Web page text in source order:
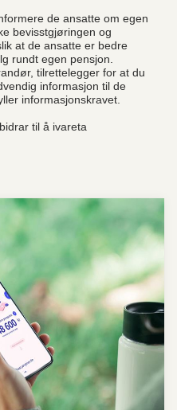
de ansatte om egen
bevisstgjøringen og
at de ansatte er bedre
rundt egen pensjon.
tilrettelegger for at du
informasjon til de
informasjonskravet.
til å ivareta